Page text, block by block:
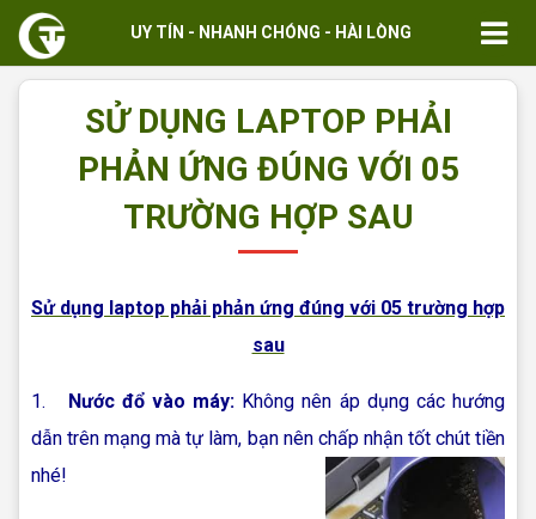
UY TÍN - NHANH CHÓNG - HÀI LÒNG
SỬ DỤNG LAPTOP PHẢI
PHẢN ỨNG ĐÚNG VỚI 05
TRƯỜNG HỢP SAU
Sử dụng laptop phải phản ứng đúng với 05 trường hợp
sau
1. Nước đổ vào máy: Không nên áp dụng các hướng
dẫn trên mạng mà tự làm, bạn nên chấp nhận tốt chút tiền
nhé!